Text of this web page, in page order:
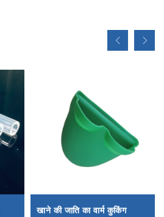
खाने की जाति का वार्म कुकिंग